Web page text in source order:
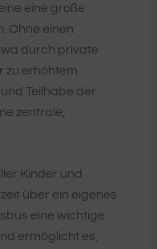
eine große
Ohne einen
durch private
zu erhöhtem
Teilhabe der
zentrale,
Kinder und
über ein eigenes
eine wichtige
ermöglicht es,